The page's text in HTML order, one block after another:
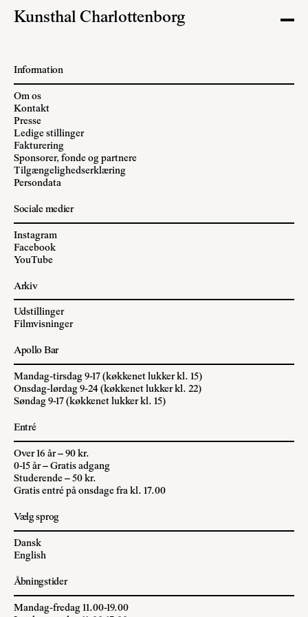
Kunsthal Charlottenborg
Information
Om os
Kontakt
Presse
Ledige stillinger
Fakturering
Sponsorer, fonde og partnere
Tilgængelighedserklæring
Persondata
Sociale medier
Instagram
Facebook
YouTube
Arkiv
Udstillinger
Filmvisninger
Apollo Bar
Mandag-tirsdag 9-17 (køkkenet lukker kl. 15)
Onsdag-lørdag 9-24 (køkkenet lukker kl. 22)
Søndag 9-17 (køkkenet lukker kl. 15)
Entré
Over 16 år – 90 kr.
0-15 år – Gratis adgang
Studerende – 50 kr.
Gratis entré på onsdage fra kl. 17.00
Vælg sprog
Dansk
English
Åbningstider
Mandag-fredag 11.00-19.00